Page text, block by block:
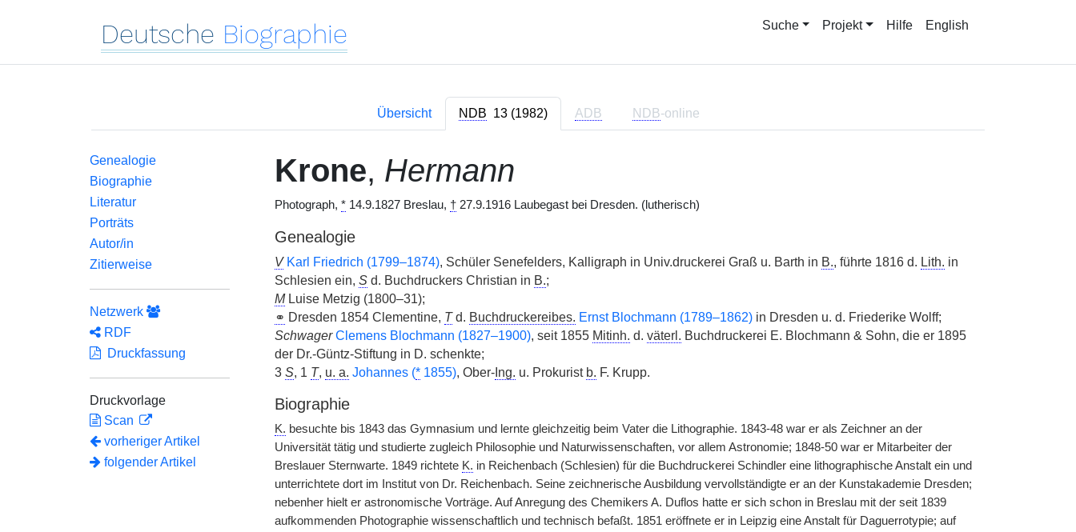
Deutsche Biographie Suche Projekt Hilfe English
Übersicht NDB 13 (1982) ADB NDB-online
Genealogie
Biographie
Literatur
Porträts
Autor/in
Zitierweise
Netzwerk
RDF
Druckfassung
Druckvorlage
Scan
vorheriger Artikel
folgender Artikel
Krone, Hermann
Photograph, *14.9.1827 Breslau, †27.9.1916 Laubegast bei Dresden. (lutherisch)
Genealogie
V Karl Friedrich (1799–1874), Schüler Senefelders, Kalligraph in Univ.druckerei Graß u. Barth in B., führte 1816 d. Lith. in
Schlesien ein, Sd. Buchdruckers Christian in B.;
MLuise Metzig (1800–31);
⚭ Dresden 1854 Clementine, Td. Buchdruckereibes. Ernst Blochmann (1789–1862)in Dresden u. d. Friederike Wolff;
Schwager Clemens Blochmann (1827–1900), seit 1855 Mitinh. d. väterl. Buchdruckerei E. Blochmann & Sohn, die er 1895
der Dr.-Güntz-Stiftung in D. schenkte;
3 S, 1 T, u. a. Johannes (*1855), Ober-Ing. u. Prokurist b. F. Krupp.
Biographie
K. besuchte bis 1843 das Gymnasium und lernte gleichzeitig beim Vater die Lithographie. 1843-48 war er als Zeichner an der
Universität tätig und studierte zugleich Philosophie und Naturwissenschaften, vor allem Astronomie; 1848-50 war er Mitarbeiter der
Breslauer Sternwarte. 1849 richtete K. in Reichenbach (Schlesien) für die Buchdruckerei Schindler eine lithographische Anstalt ein und
unterrichtete dort im Institut von Dr. Reichenbach. Seine zeichnerische Ausbildung vervollständigte er an der Kunstakademie Dresden;
nebenher hielt er astronomische Vorträge. Auf Anregung des Chemikers A. Duflos hatte er sich schon in Breslau mit der seit 1839
aufkommenden Photographie wissenschaftlich und technisch befaßt. 1851 eröffnete er in Leipzig eine Anstalt für Daguerrotypie; auf